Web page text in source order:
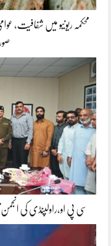
محکمہ ریونیو میں شفافیت،
سی پی او،راولپنڈی کی